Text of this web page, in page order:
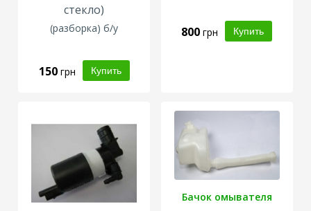
стекло)
(разборка) б/у
150 грн
800грн
Бачок омывателя